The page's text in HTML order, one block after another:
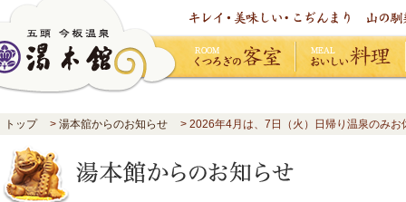
くつろぎの客室
トップ > 湯本舘からのお知らせ > 2026年4月は、7日（火）日帰り温泉のみ